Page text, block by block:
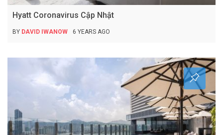
Hyatt Coronavirus Cập Nhật
BY DAVID IWANOW 6 YEARS AGO